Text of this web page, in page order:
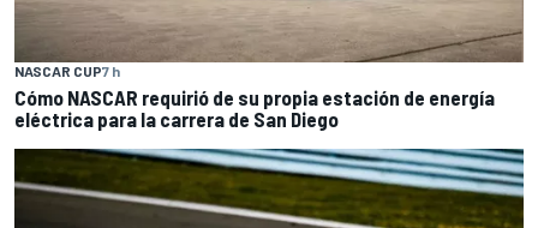
NASCAR CUP7 h
Cómo NASCAR requirió de su propia estación de energía
eléctrica para la carrera de San Diego